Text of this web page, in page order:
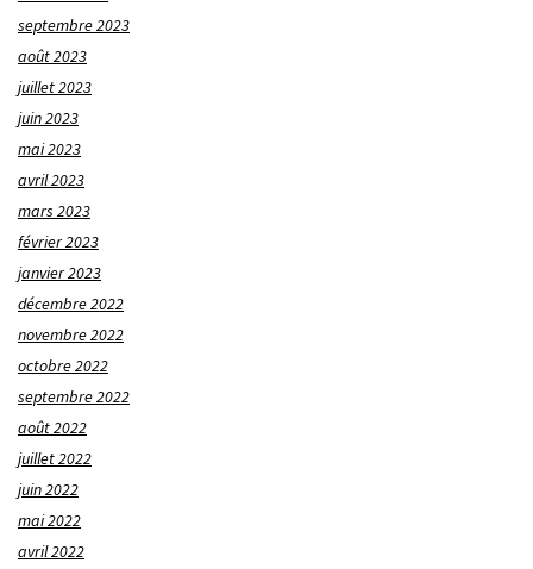
septembre 2023
août 2023
juillet 2023
juin 2023
mai 2023
avril 2023
mars 2023
février 2023
janvier 2023
décembre 2022
novembre 2022
octobre 2022
septembre 2022
août 2022
juillet 2022
juin 2022
mai 2022
avril 2022